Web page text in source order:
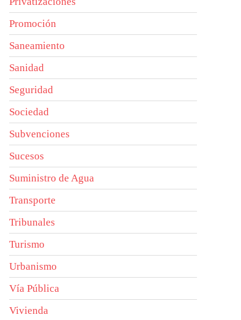
Promoción
Saneamiento
Sanidad
Seguridad
Sociedad
Subvenciones
Sucesos
Suministro de Agua
Transporte
Tribunales
Turismo
Urbanismo
Vía Pública
Vivienda